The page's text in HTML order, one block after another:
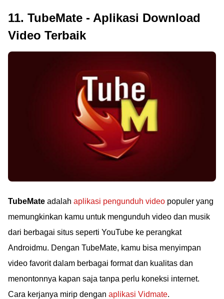
11. TubeMate - Aplikasi Download
Video Terbaik
TubeMate adalah aplikasi pengunduh video populer yang
memungkinkan kamu untuk mengunduh video dan musik
dari berbagai situs seperti YouTube ke perangkat
Androidmu. Dengan TubeMate, kamu bisa menyimpan
video favorit dalam berbagai format dan kualitas dan
menontonnya kapan saja tanpa perlu koneksi internet.
Cara kerjanya mirip dengan aplikasi Vidmate.